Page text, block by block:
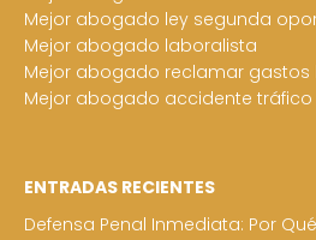
Mejor abogado ley segunda
Mejor abogado laboralista
Mejor abogado reclamar gastos
Mejor abogado accidente tráfico
ENTRADAS RECIENTES
Defensa Penal Inmediata: Por